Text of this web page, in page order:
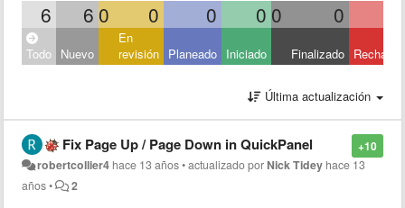
6 6 0 0 0 0 0 0
Todo Nuevo
En
revisión Planeado Iniciado Finalizado
Última actualización
+10
Fix Page Up / Page Down in QuickPanel
robertcollier4 hace 13 años•actualizado por Nick Tidey hace 13
años• 2